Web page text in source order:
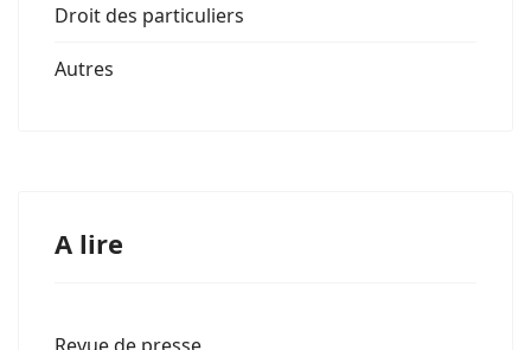
Droit des particuliers
Autres
A lire